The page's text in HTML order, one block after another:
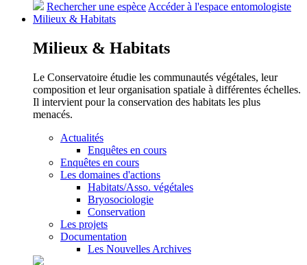
Rechercher une espèce Accéder à l'espace entomologiste
Milieux & Habitats
Milieux & Habitats
Le Conservatoire étudie les communautés végétales, leur
composition et leur organisation spatiale à différentes échelles.
Il intervient pour la conservation des habitats les plus
menacés.
Actualités
Enquêtes en cours
Enquêtes en cours
Les domaines d'actions
Habitats/Asso. végétales
Bryosociologie
Conservation
Les projets
Documentation
Les Nouvelles Archives